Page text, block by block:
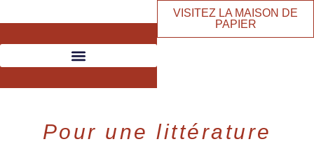
VISITEZ LA MAISON DE
PAPIER
Pour une littérature